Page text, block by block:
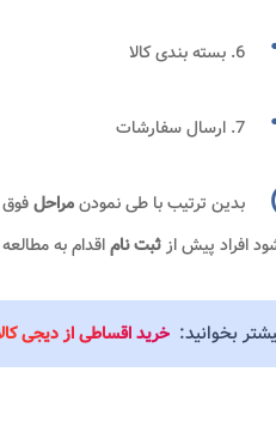
6. بسته بندی کالا
7. ارسال سفارشات
بدین ترتیب با طی نمودنمراحل
افراد پیش ازثبت ناماقدام به
بخوانید: خرید اقساطی از دیجی